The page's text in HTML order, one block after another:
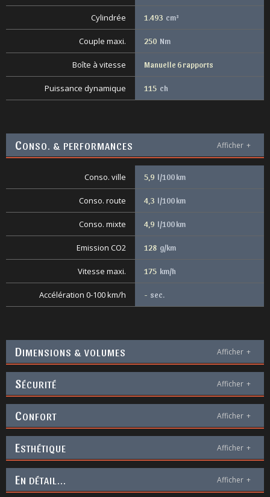
Cylindrée 1.493 cm³
Couple maxi. 250 Nm
Boîte à vitesse Manuelle 6 rapports
Puissance dynamique 115 ch
CONSO. & PERFORMANCES Afficher +
Conso. ville 5,9 l/100 km
Conso. route 4,3 l/100 km
Conso. mixte 4,9 l/100 km
Emission CO2 128 g/km
Vitesse maxi. 175 km/h
Accélération 0-100 km/h - sec.
DIMENSIONS & VOLUMES Afficher +
SÉCURITÉ Afficher +
CONFORT Afficher +
ESTHÉTIQUE Afficher +
EN DÉTAIL... Afficher +